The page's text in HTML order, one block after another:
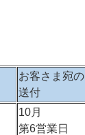
お客さま宛の
送付
10月
第6営業日